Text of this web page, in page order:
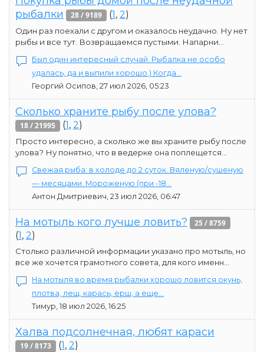
рыбалки
28 / 9189 (1, 2)
Один раз поехали с другом и оказалось неудачно. Ну нет
рыбы и все тут. Возвращаемся пустыми. Напарни...
Был один интересный случай. Рыбалка не особо
удалась, да и выпили хорошо.) Когда...
Георгий Осипов, 27 июл 2026, 05:23
Сколько храните рыбу после улова?
18 / 21995 (1, 2)
Просто интересно, а сколько же вы храните рыбу после
улова? Ну понятно, что в ведерке она поплещется...
Свежая рыба: в холоде до 2 суток. Вяленую/сушеную
— месяцами. Мороженую (при -18...
Антон Дмитриевич, 23 июл 2026, 06:47
На мотыль кого лучше ловить? 25 / 8759
(1, 2)
Столько различной информации указано про мотыль, но
все же хочется грамотного совета, для кого именн...
На мотыля во время рыбалки хорошо ловится окунь,
плотва, лещ, карась, ёрш, а еще...
Тимур, 18 июл 2026, 16:25
Халва подсолнечная, любят караси
19 / 8173 (1 , 2)